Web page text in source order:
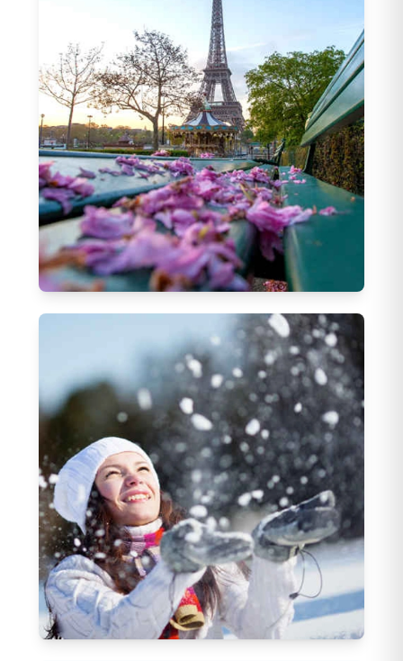
Yurtdışı İlkbahar - Yaz Turları
629Tur
Yaz Turları ( 181